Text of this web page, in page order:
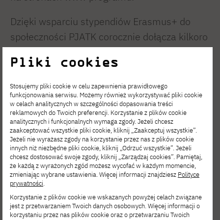
Dzięki wsparciu stypendiów Erasmus+ do
społeczności PJATK corocznie dołącza kilkoro
związana z uczelniami partnerskimi.
Szczegółowe informacje dla studentów
pragnących wyjechać lub przyjechać na
studia lub staż w ramach Erasmus+ oraz dla
kadry w osobnych działach:
Studenci wyjeżdżający
Studenci przyjeżdżający
Pliki cookies
Stosujemy pliki cookie w celu zapewnienia prawidłowego
funkcjonowania serwisu. Możemy również wykorzystywać pliki cookie
w celach analitycznych w szczególności dopasowania treści
reklamowych do Twoich preferencji. Korzystanie z plików cookie
analitycznych i funkcjonalnych wymaga zgody. Jeżeli chcesz
zaakceptować wszystkie pliki cookie, kliknij „Zaakceptuj wszystkie”.
Jeżeli nie wyrażasz zgody na korzystanie przez nas z plików cookie
innych niż niezbędne pliki cookie, kliknij „Odrzuć wszystkie”. Jeżeli
chcesz dostosować swoje zgody, kliknij „Zarządzaj cookies”. Pamiętaj,
że każdą z wyrażonych zgód możesz wycofać w każdym momencie,
zmieniając wybrane ustawienia. Więcej informacji znajdziesz Polityce
prywatności.
Korzystanie z plików cookie we wskazanych powyżej celach związane
jest z przetwarzaniem Twoich danych osobowych. Więcej informacji o
korzystaniu przez nas plików cookie oraz o przetwarzaniu Twoich